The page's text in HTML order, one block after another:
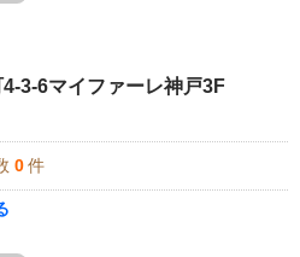
3-6マイファーレ神戸3F
0 件